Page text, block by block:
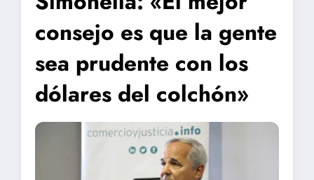
consejo es que la gente
sea prudente con los
dólares del colchón»